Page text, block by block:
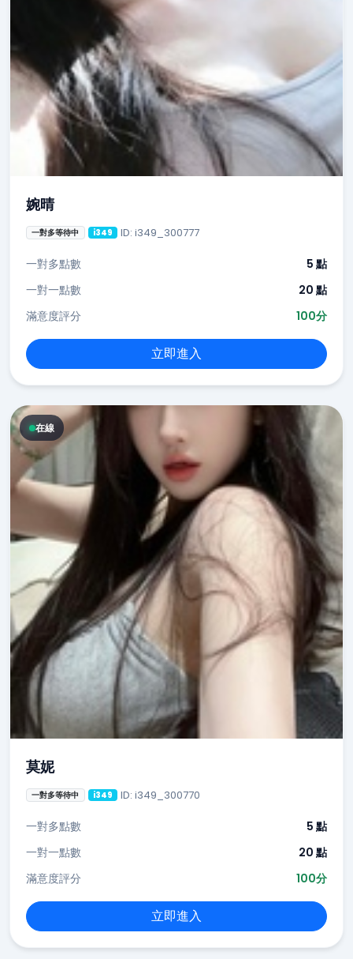
婉晴
一對多等待中 i349 ID: i349_300777
一對多點數
5 點
一對一點數
20 點
滿意度評分
100分
立即進入
在線
莫妮
一對多等待中 i349 ID: i349_300770
一對多點數
5 點
一對一點數
20 點
滿意度評分
100分
立即進入